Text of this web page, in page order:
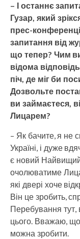
– І останнє
Гузар, який
прес-
запитання від
що тепер? Чим
відома
піч, де міг би
Дозвольте
ви займаєтеся,
Лицарем?
– Як бачите, я не
Україні, і дуже
є новий Найвищий
очолюватиме
які двері хоче
Він це зробить,
Перебування тут,
цього. Вважаю, що
можна зробити.